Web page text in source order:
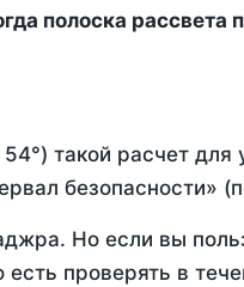
полоска рассвета
такой расчет
безопасности»
Но если вы
есть проверять в